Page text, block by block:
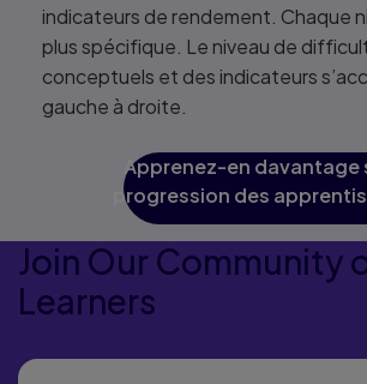
indicateurs de rendement. Chaque
plus spécifique. Le niveau de
conceptuels et des indicateurs
gauche à droite.
Apprenez-en davantage
progression des
Join Our Community
Learners